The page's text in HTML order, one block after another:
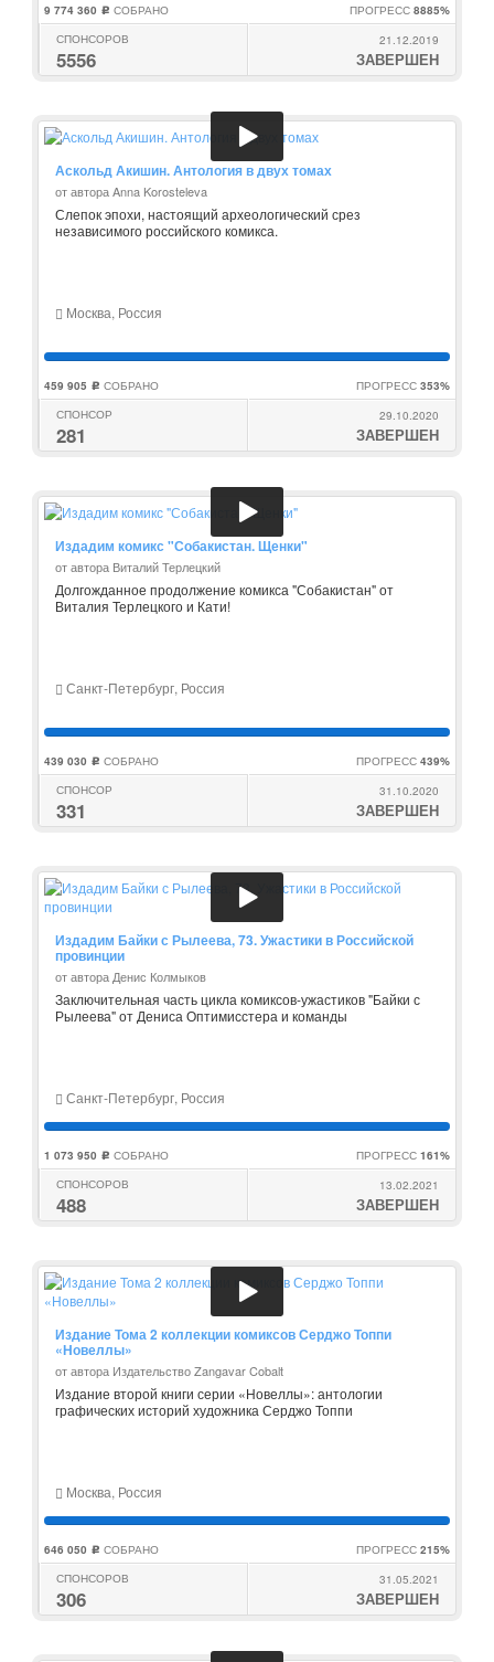
9 774 360 c СОБРАНО ПРОГРЕСС 8885%
СПОНСОРОВ
5556
21.12.2019
ЗАВЕРШЕН
Аскольд Акишин. Антология в двух томах
от автора Anna Korosteleva
Слепок эпохи, настоящий археологический срез
независимого российского комикса.
Москва, Россия
459 905 c СОБРАНО ПРОГРЕСС 353%
СПОНСОР
281
29.10.2020
ЗАВЕРШЕН
Издадим комикс "Собакистан. Щенки"
от автора Виталий Терлецкий
Долгожданное продолжение комикса "Собакистан" от
Виталия Терлецкого и Кати!
Санкт-Петербург, Россия
439 030 c СОБРАНО ПРОГРЕСС 439%
СПОНСОР
331
31.10.2020
ЗАВЕРШЕН
Издадим Байки с Рылеева, 73. Ужастики в Российской
провинции
от автора Денис Колмыков
Заключительная часть цикла комиксов-ужастиков "Байки с
Рылеева" от Дениса Оптимисстера и команды
Санкт-Петербург, Россия
1 073 950 c СОБРАНО ПРОГРЕСС 161%
СПОНСОРОВ
488
13.02.2021
ЗАВЕРШЕН
Издание Тома 2 коллекции комиксов Серджо Топпи
«Новеллы»
от автора Издательство Zangavar Cobalt
Издание второй книги серии «Новеллы»: антологии
графических историй художника Серджо Топпи
Москва, Россия
646 050 c СОБРАНО ПРОГРЕСС 215%
СПОНСОРОВ
306
31.05.2021
ЗАВЕРШЕН